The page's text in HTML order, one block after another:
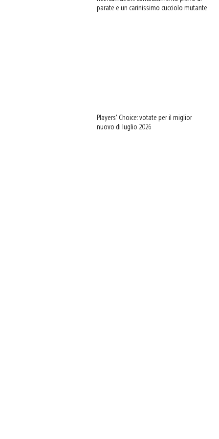
parate e un carinissimo cucciolo mutante
Players’ Choice: votate per il miglior
nuovo di luglio 2026